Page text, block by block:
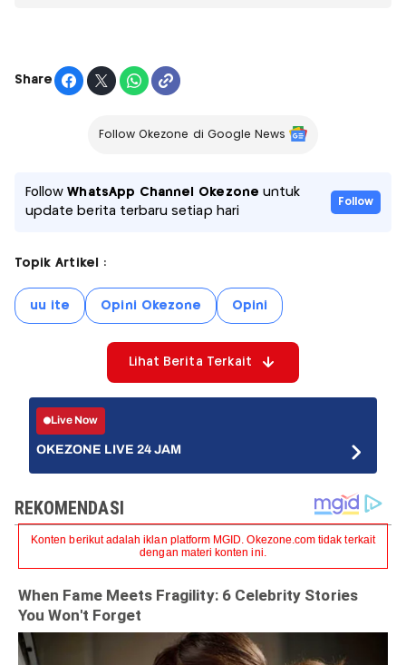
Share
Follow Okezone di Google News
FollowWhatsApp Channel Okezone untuk
update berita terbaru setiap hari
Follow
Topik Artikel :
uu ite Opini Okezone Opini
Lihat Berita Terkait
Live Now
OKEZONE LIVE 24 JAM